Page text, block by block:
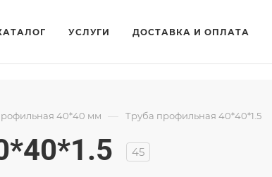
УСЛУГИ ДОСТАВКА И ОПЛАТА
40*40 мм — Труба профильная 40*40*1.5
45